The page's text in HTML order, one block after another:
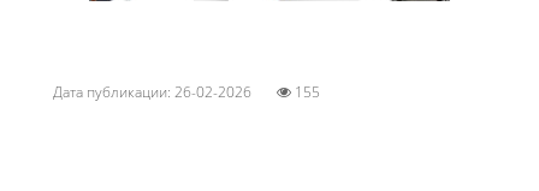
Дата публикации: 26-02-2026 155